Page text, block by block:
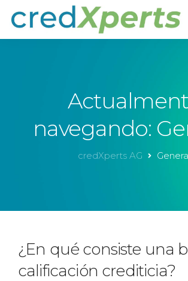
navegando:
credXperts AG
¿En qué consiste una
calificación crediticia?